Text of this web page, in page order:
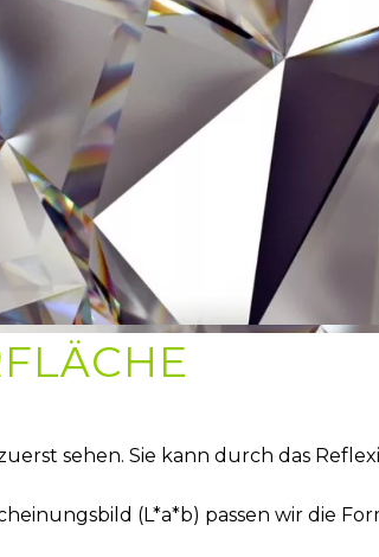
sehen. Sie kann durch das
(L*a*b) passen wir die